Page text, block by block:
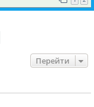
Перейти